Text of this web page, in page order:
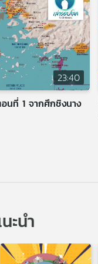
23:40
นที่ 1 จากศึกชิงนาง
ะนำ